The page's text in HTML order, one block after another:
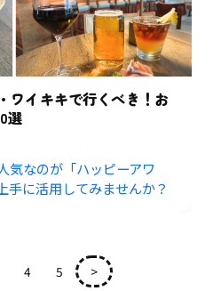
ワイキキで行くべき！お
選
気なのが「ハッピーアワ
手に活用してみませんか？
4 5 >